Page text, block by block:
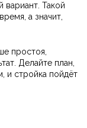
вариант. Такой
а значит,
простоя,
Делайте план,
и стройка пойдёт